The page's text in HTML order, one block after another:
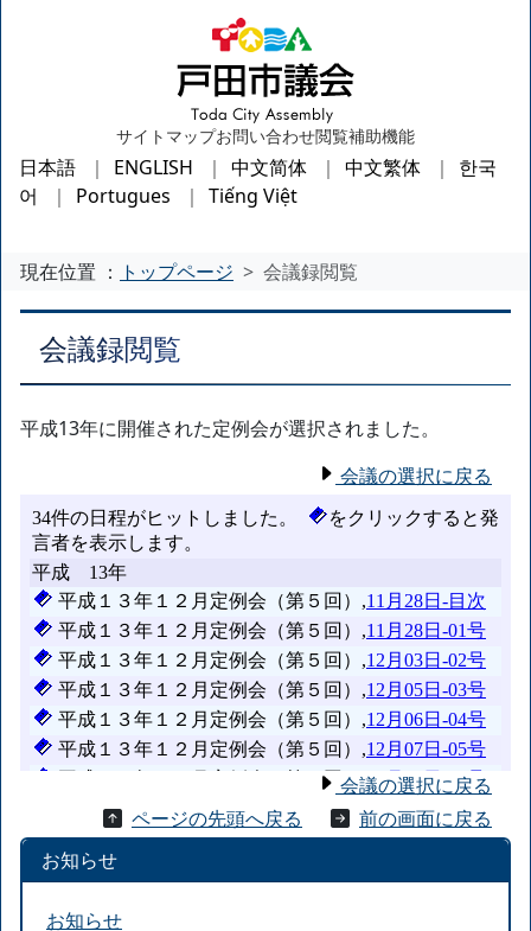
サイトマップお問い合わせ閲覧補助機能
日本語 ENGLISH 中文简体 中文繁体
한국
어
Portugues Tiếng Việt
現在位置 ： トップページ 会議録閲覧
会議録閲覧
平成13年に開催された定例会が選択されました。
会議の選択に戻る
会議の選択に戻る
ページの先頭へ戻る
前の画面に戻る
お知らせ
お知らせ